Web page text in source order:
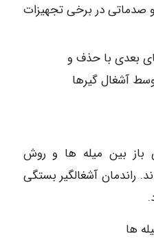
صدماتی در برخی تجهیزات
بعدی با حذف و
آشغال گیرها
باز بین میله ها و روش
راندمان آشغالگیر بستگی
ها